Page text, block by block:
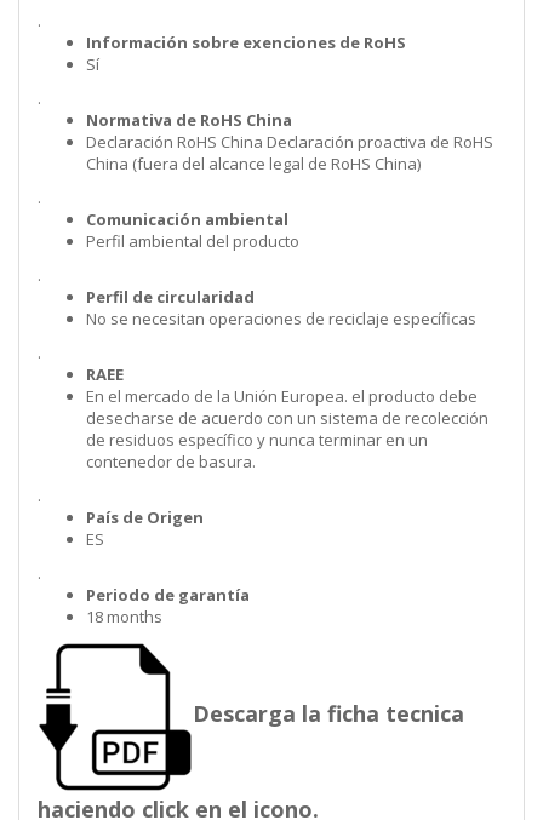
.
Información sobre exenciones de RoHS
Sí
.
Normativa de RoHS China
Declaración RoHS China Declaración proactiva de RoHS
China (fuera del alcance legal de RoHS China)
.
Comunicación ambiental
Perfil ambiental del producto
.
Perfil de circularidad
No se necesitan operaciones de reciclaje específicas
.
RAEE
En el mercado de la Unión Europea. el producto debe
desecharse de acuerdo con un sistema de recolección
de residuos específico y nunca terminar en un
contenedor de basura.
.
País de Origen
ES
.
Periodo de garantía
18 months
Descarga la ficha tecnica
haciendo click en el icono.